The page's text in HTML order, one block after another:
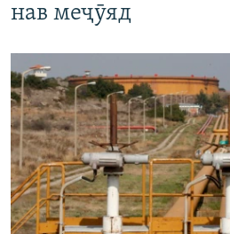
нав меҷӯяд